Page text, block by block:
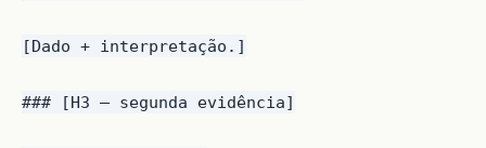
[Dado + interpretação.]
### [H3 — segunda evidência]